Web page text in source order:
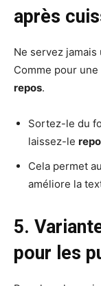
après
Ne servez
Comme pour
repos.
Sortez-le du
laissez-le
Cela permet
améliore la
5.
pour les